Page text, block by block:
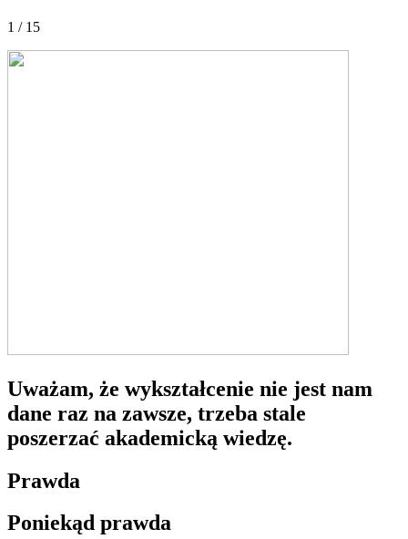
1 / 15
Uważam, że wykształcenie nie jest nam
dane raz na zawsze, trzeba stale
poszerzać akademicką wiedzę.
Prawda
Poniekąd prawda